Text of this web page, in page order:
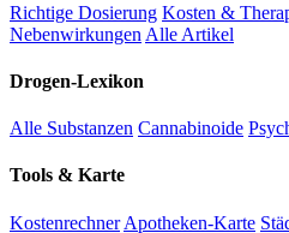
Richtige Dosierung Kosten &
Nebenwirkungen Alle Artikel
Drogen-Lexikon
Alle Substanzen Cannabinoide
Tools & Karte
Kostenrechner Apotheken-Karte